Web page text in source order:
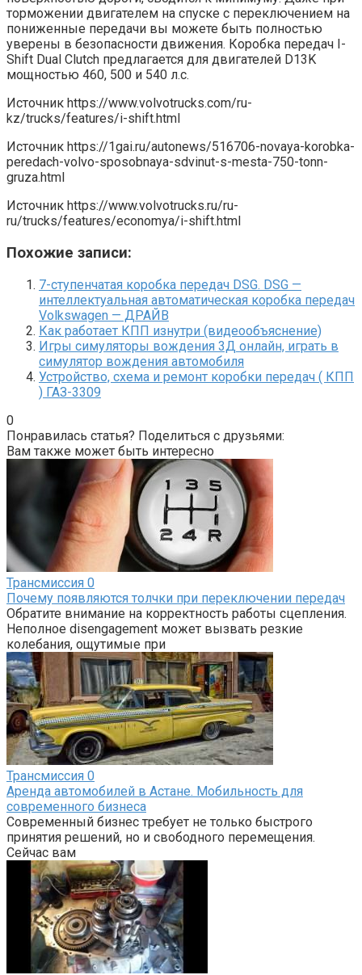
торможении двигателем на спуске с переключением на
пониженные передачи вы можете быть полностью
уверены в безопасности движения. Коробка передач I-
Shift Dual Clutch предлагается для двигателей D13K
мощностью 460, 500 и 540 л.с.
Источник https://www.volvotrucks.com/ru-
kz/trucks/features/i-shift.html
Источник https://1gai.ru/autonews/516706-novaya-korobka-
peredach-volvo-sposobnaya-sdvinut-s-mesta-750-tonn-
gruza.html
Источник https://www.volvotrucks.ru/ru-
ru/trucks/features/economya/i-shift.html
Похожие записи:
7-ступенчатая коробка передач DSG. DSG —
интеллектуальная автоматическая коробка передач
Volkswagen — ДРАЙВ
Как работает КПП изнутри (видеообъяснение)
Игры симуляторы вождения 3Д онлайн, играть в
симулятор вождения автомобиля
Устройство, схема и ремонт коробки передач ( КПП
) ГАЗ-3309
0
Понравилась статья? Поделиться с друзьями:
Вам также может быть интересно
Трансмиссия 0
Почему появляются толчки при переключении передач
Обратите внимание на корректность работы сцепления.
Неполное disengagement может вызвать резкие
колебания, ощутимые при
Трансмиссия 0
Аренда автомобилей в Астане. Мобильность для
современного бизнеса
Современный бизнес требует не только быстрого
принятия решений, но и свободного перемещения.
Сейчас вам